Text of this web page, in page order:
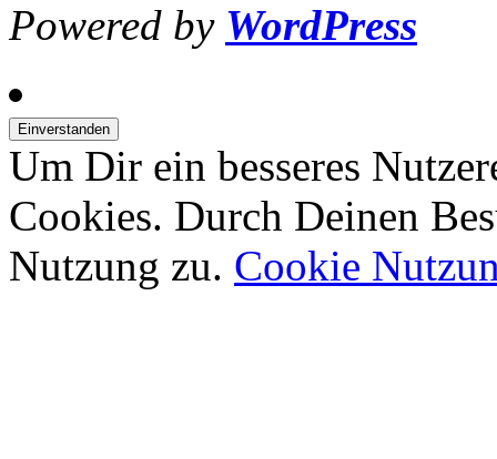
Powered by WordPress
Um Dir ein besseres
Cookies. Durch Deinen
Nutzung zu. Cookie